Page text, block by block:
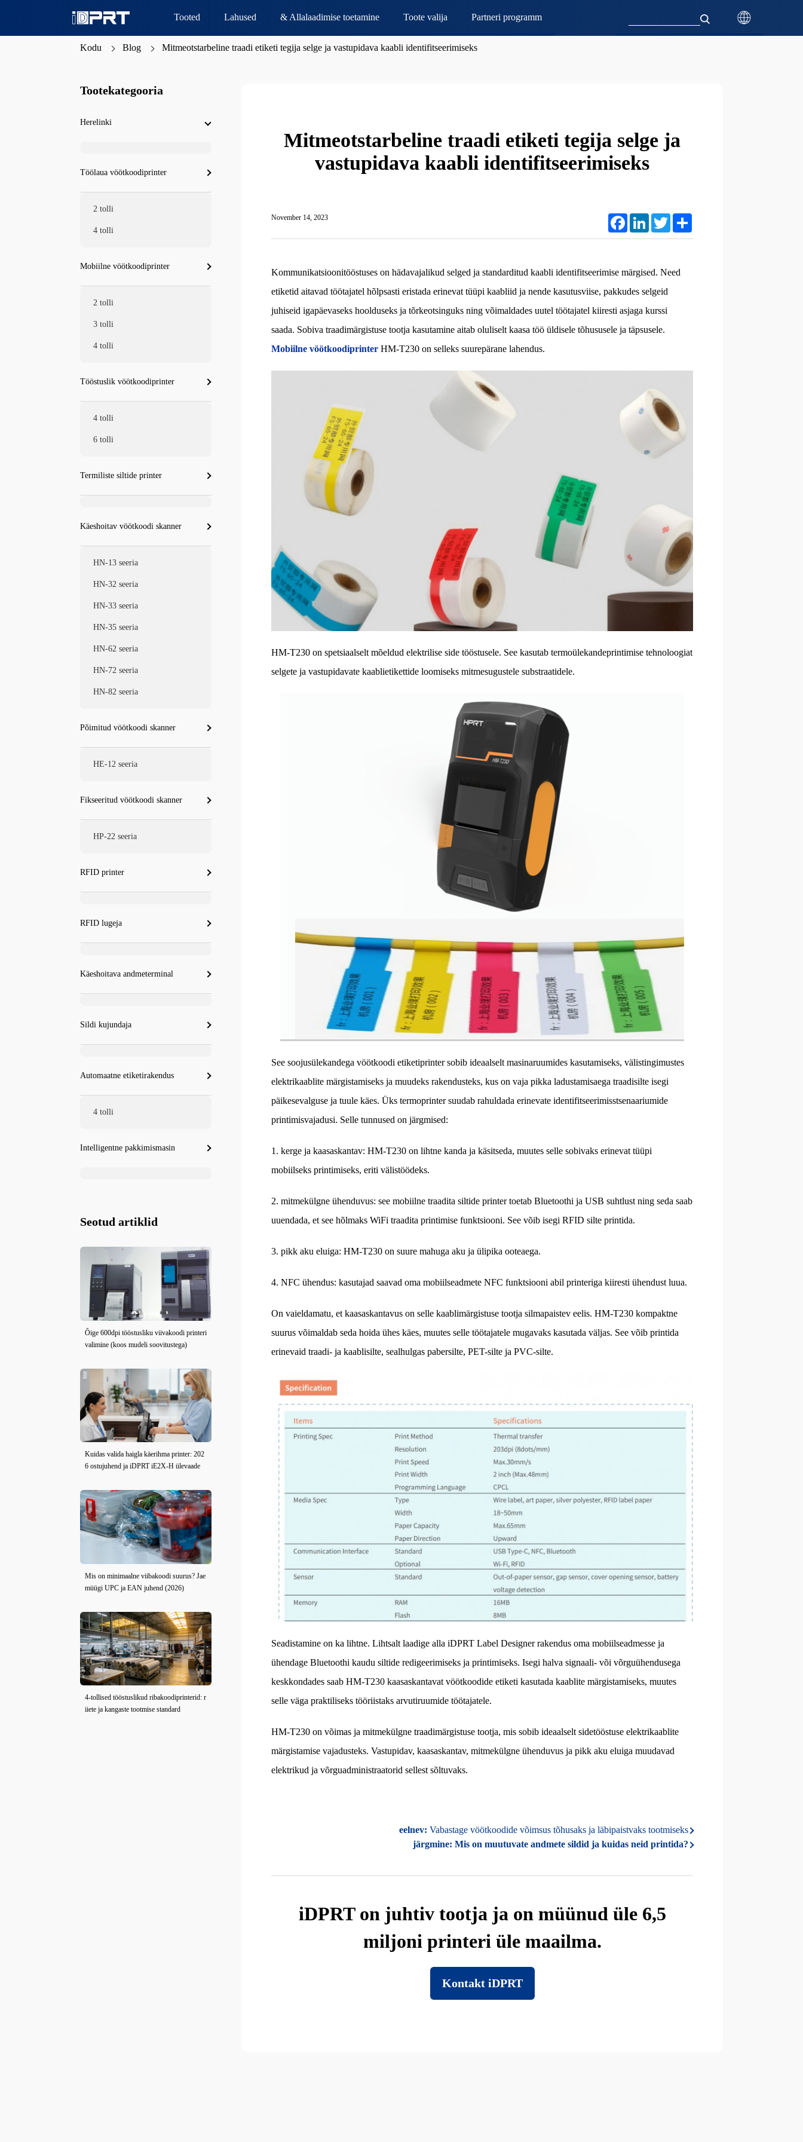
Tooted Lahused & Allalaadimise toetamine Toote valija Partneri programm
Kodu Blog Mitmeotstarbeline traadi etiketi tegija selge ja vastupidava kaabli identifitseerimiseks
Mitmeotstarbeline traadi etiketi tegija selge ja
vastupidava kaabli identifitseerimiseks
November 14, 2023 FacebookLinkedIn Twitter
Kommunikatsioonitööstuses on hädavajalikud selged ja standarditud kaabli identifitseerimise märgised. Need
etiketid aitavad töötajatel hõlpsasti eristada erinevat tüüpi kaabliid ja nende kasutusviise, pakkudes selgeid
juhiseid igapäevaseks hoolduseks ja tõrkeotsinguks ning võimaldades uutel töötajatel kiiresti asjaga kurssi
saada. Sobiva traadimärgistuse tootja kasutamine aitab oluliselt kaasa töö üldisele tõhususele ja täpsusele.
Mobiilne vöötkoodiprinter HM-T230 on selleks suurepärane lahendus.
HM-T230 on spetsiaalselt mõeldud elektrilise side tööstusele. See kasutab termoülekandeprintimise tehnoloogiat
selgete ja vastupidavate kaablietikettide loomiseks mitmesugustele substraatidele.
See soojusülekandega vöötkoodi etiketiprinter sobib ideaalselt masinaruumides kasutamiseks, välistingimustes
elektrikaablite märgistamiseks ja muudeks rakendusteks, kus on vaja pikka ladustamisaega traadisilte isegi
päikesevalguse ja tuule käes. Üks termoprinter suudab rahuldada erinevate identifitseerimisstsenaariumide
printimisvajadusi. Selle tunnused on järgmised:
1. kerge ja kaasaskantav: HM-T230 on lihtne kanda ja käsitseda, muutes selle sobivaks erinevat tüüpi
mobiilseks printimiseks, eriti välistöödeks.
2. mitmekülgne ühenduvus: see mobiilne traadita siltide printer toetab Bluetoothi ja USB suhtlust ning seda saab
uuendada, et see hõlmaks WiFi traadita printimise funktsiooni. See võib isegi RFID silte printida.
3. pikk aku eluiga: HM-T230 on suure mahuga aku ja ülipika ooteaega.
4. NFC ühendus: kasutajad saavad oma mobiilseadmete NFC funktsiooni abil printeriga kiiresti ühendust luua.
On vaieldamatu, et kaasaskantavus on selle kaablimärgistuse tootja silmapaistev eelis. HM-T230 kompaktne
suurus võimaldab seda hoida ühes käes, muutes selle töötajatele mugavaks kasutada väljas. See võib printida
erinevaid traadi- ja kaablisilte, sealhulgas pabersilte, PET-silte ja PVC-silte.
Seadistamine on ka lihtne. Lihtsalt laadige alla iDPRT Label Designer rakendus oma mobiilseadmesse ja
ühendage Bluetoothi kaudu siltide redigeerimiseks ja printimiseks. Isegi halva signaali- või võrguühendusega
keskkondades saab HM-T230 kaasaskantavat vöötkoodide etiketi kasutada kaablite märgistamiseks, muutes
selle väga praktiliseks tööriistaks arvutiruumide töötajatele.
HM-T230 on võimas ja mitmekülgne traadimärgistuse tootja, mis sobib ideaalselt sidetööstuse elektrikaablite
märgistamise vajadusteks. Vastupidav, kaasaskantav, mitmekülgne ühenduvus ja pikk aku eluiga muudavad
elektrikud ja võrguadministraatorid sellest sõltuvaks.
eelnev: Vabastage vöötkoodide võimsus tõhusaks ja läbipaistvaks tootmiseks
järgmine: Mis on muutuvate andmete sildid ja kuidas neid printida?
iDPRT on juhtiv tootja ja on müünud üle 6,5
miljoni printeri üle maailma.
Kontakt iDPRT
Tootekategooria
Herelinki
Töölaua vöötkoodiprinter
2 tolli
4 tolli
Mobiilne vöötkoodiprinter
2 tolli
3 tolli
4 tolli
Tööstuslik vöötkoodiprinter
4 tolli
6 tolli
Termiliste siltide printer
Käeshoitav vöötkoodi skanner
HN-13 seeria
HN-32 seeria
HN-33 seeria
HN-35 seeria
HN-62 seeria
HN-72 seeria
HN-82 seeria
Põimitud vöötkoodi skanner
HE-12 seeria
Fikseeritud vöötkoodi skanner
HP-22 seeria
RFID printer
RFID lugeja
Käeshoitava andmeterminal
Sildi kujundaja
Automaatne etiketirakendus
4 tolli
Intelligentne pakkimismasin
Seotud artiklid
Õige 600dpi tööstusliku viivakoodi printeri
valimine (koos mudeli soovitustega)
Kuidas valida haigla käerihma printer: 202
6 ostujuhend ja iDPRT iE2X-H ülevaade
Mis on minimaalne viibakoodi suurus? Jae
müügi UPC ja EAN juhend (2026)
4-tollised tööstuslikud ribakoodiprinterid: r
iiete ja kangaste tootmise standard